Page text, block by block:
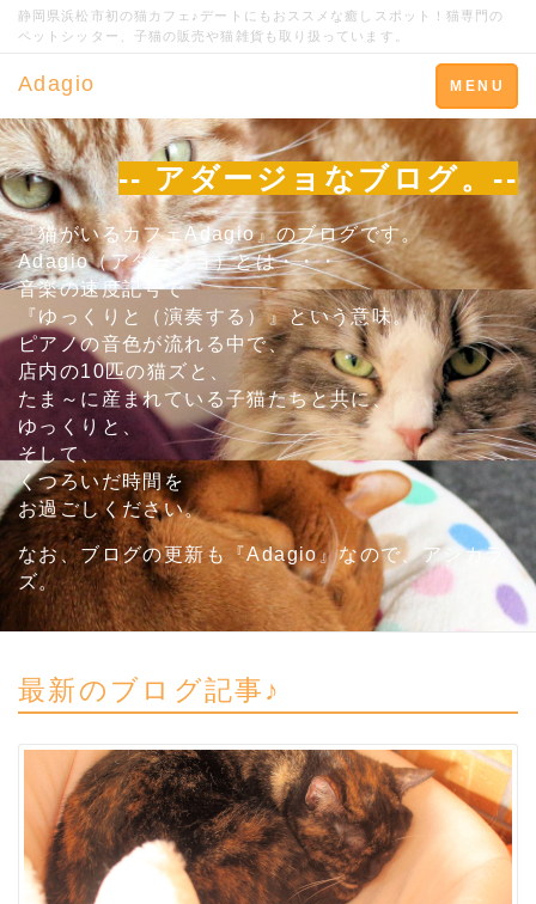
静岡県浜松市初の猫カフェ♪デートにもおススメな癒しスポット！猫専門の
ペットシッター、子猫の販売や猫雑貨も取り扱っています。
Toggle
navigation
MENU
Adagio
-- アダージョなブログ。--
『猫がいるカフェAdagio』のブログです。
Adagio（アダージョ）とは・・・
音楽の速度記号で
『ゆっくりと（演奏する）』という意味。
ピアノの音色が流れる中で、
店内の10匹の猫ズと、
たま～に産まれている子猫たちと共に、
ゆっくりと、
そして、
くつろいだ時間を
お過ごしください。
なお、ブログの更新も『Adagio』なので、アシカラ
ズ。
最新のブログ記事♪